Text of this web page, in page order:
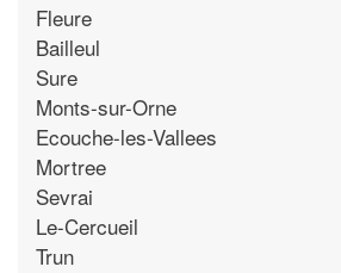
Fleure
Bailleul
Sure
Monts-sur-Orne
Ecouche-les-Vallees
Mortree
Sevrai
Le-Cercueil
Trun